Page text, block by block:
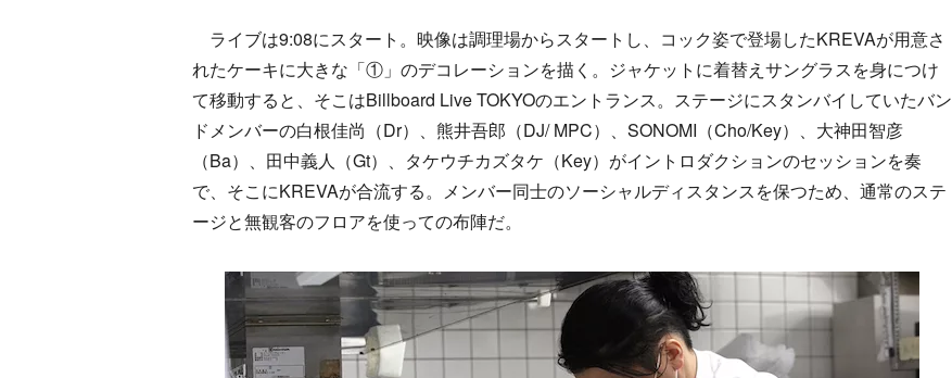
ライブは9:08にスタート。映像は調理場からスタートし、コック姿で登場したKREVAが用意さ
れたケーキに大きな「①」のデコレーションを描く。ジャケットに着替えサングラスを身につけ
て移動すると、そこはBillboard Live TOKYOのエントランス。ステージにスタンバイしていたバン
ドメンバーの白根佳尚（Dr）、熊井吾郎（DJ/ MPC）、SONOMI（Cho/Key）、大神田智彦
（Ba）、田中義人（Gt）、タケウチカズタケ（Key）がイントロダクションのセッションを奏
で、そこにKREVAが合流する。メンバー同士のソーシャルディスタンスを保つため、通常のステ
ージと無観客のフロアを使っての布陣だ。